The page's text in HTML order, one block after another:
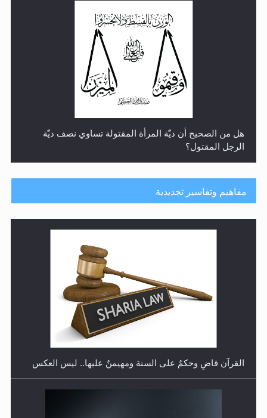
هل من الصحيح أن ديّة المرأة المقتولة تساوي نصف ديّة
الرجل المقتول؟
هل تعتبر الأشفار الاصطناعية (الرموش الاصطناعية) والأظافر
البلاستيكية وطلاء الأظافر حاجبا للوضوء وهل يُسمح الصلاة
مفاهيم وتفاسير تجديدية
القرآن قاضٍ وحكمٌ على السنة ومهيمنٌ عليها.. ليس العكس